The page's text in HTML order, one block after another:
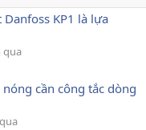
KP1 là lựa
qua
cần công tắc dòng